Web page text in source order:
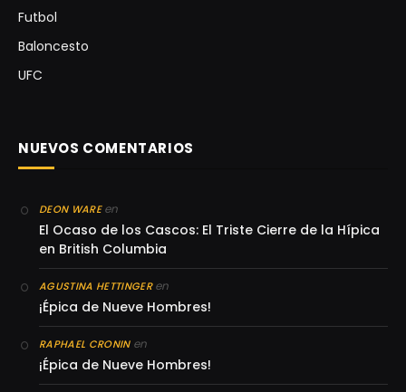
Futbol
Baloncesto
UFC
NUEVOS COMENTARIOS
DEON WAREen
El Ocaso de los Cascos: El Triste Cierre de la Hípica
en British Columbia
AGUSTINA HETTINGERen
¡Épica de Nueve Hombres!
RAPHAEL CRONINen
¡Épica de Nueve Hombres!